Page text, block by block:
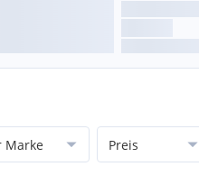
Marke Preis